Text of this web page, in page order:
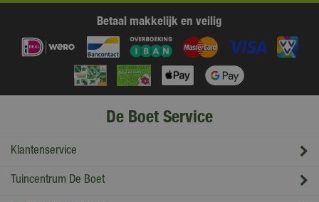
Betaal makkelijk en veilig
De Boet Service
Klantenservice
Tuincentrum De Boet